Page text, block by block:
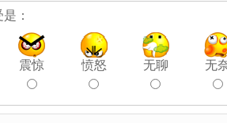
：
震惊 愤怒 无聊 无